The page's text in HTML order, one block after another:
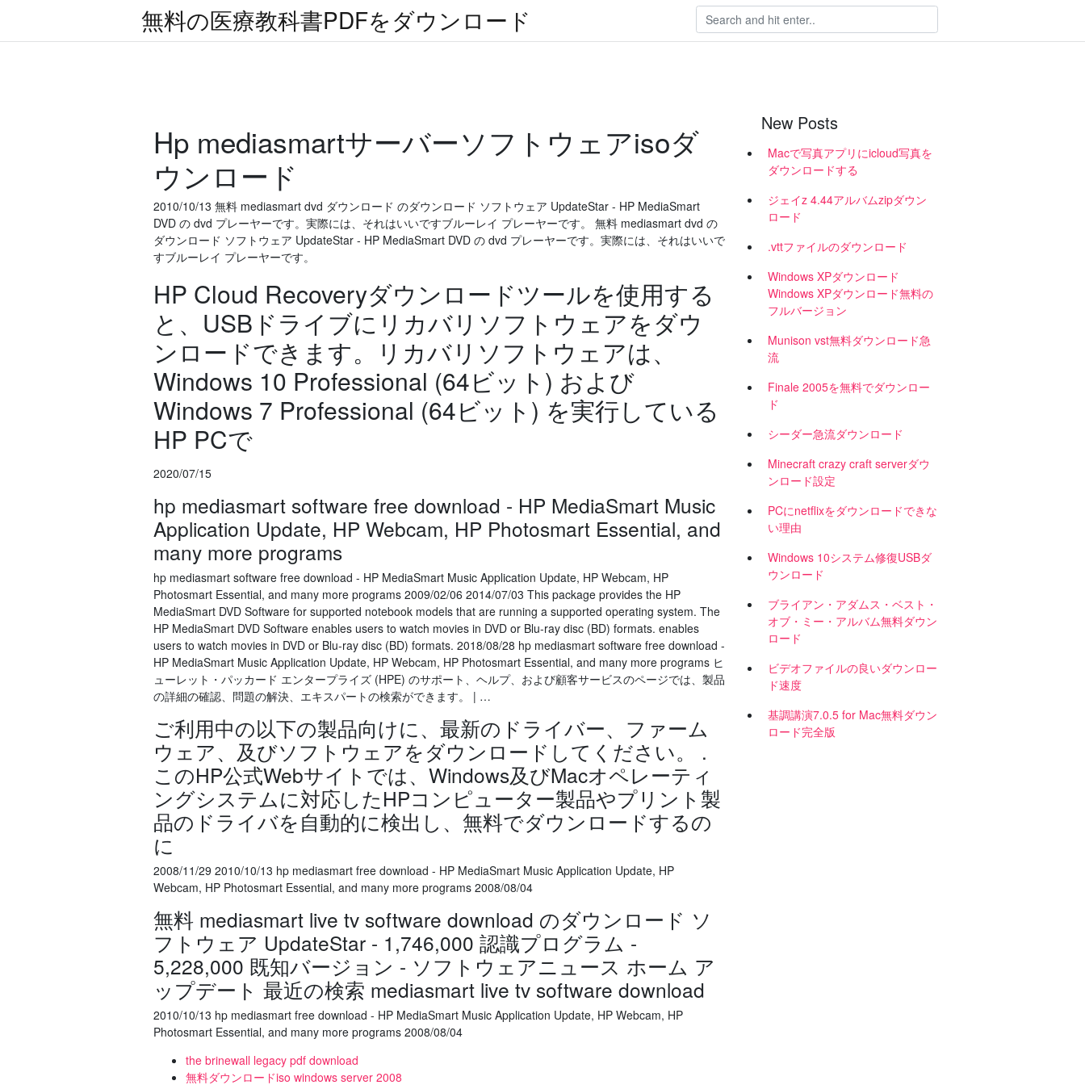
無料の医療教科書PDFをダウンロード
Hp mediasmartサーバーソフトウェアisoダ
ウンロード
2010/10/13 無料 mediasmart dvd ダウンロード のダウンロード ソフトウェア UpdateStar - HP MediaSmart
DVD の dvd プレーヤーです。実際には、それはいいですブルーレイ プレーヤーです。 無料 mediasmart dvd の
ダウンロード ソフトウェア UpdateStar - HP MediaSmart DVD の dvd プレーヤーです。実際には、それはいいで
すブルーレイ プレーヤーです。
HP Cloud Recoveryダウンロードツールを使用する
と、USBドライブにリカバリソフトウェアをダウ
ンロードできます。リカバリソフトウェアは、
Windows 10 Professional (64ビット) および
Windows 7 Professional (64ビット) を実行している
HP PCで
2020/07/15
hp mediasmart software free download - HP MediaSmart Music
Application Update, HP Webcam, HP Photosmart Essential, and
many more programs
hp mediasmart software free download - HP MediaSmart Music Application Update, HP Webcam, HP
Photosmart Essential, and many more programs 2009/02/06 2014/07/03 This package provides the HP
MediaSmart DVD Software for supported notebook models that are running a supported operating system. The
HP MediaSmart DVD Software enables users to watch movies in DVD or Blu-ray disc (BD) formats. enables
users to watch movies in DVD or Blu-ray disc (BD) formats. 2018/08/28 hp mediasmart software free download -
HP MediaSmart Music Application Update, HP Webcam, HP Photosmart Essential, and many more programs ヒ
ューレット・パッカード エンタープライズ (HPE) のサポート、ヘルプ、および顧客サービスのページでは、製品
の詳細の確認、問題の解決、エキスパートの検索ができます。 | …
ご利用中の以下の製品向けに、最新のドライバー、ファーム
ウェア、及びソフトウェアをダウンロードしてください。 .
このHP公式Webサイトでは、Windows及びMacオペレーティ
ングシステムに対応したHPコンピューター製品やプリント製
品のドライバを自動的に検出し、無料でダウンロードするの
に
2008/11/29 2010/10/13 hp mediasmart free download - HP MediaSmart Music Application Update, HP
Webcam, HP Photosmart Essential, and many more programs 2008/08/04
無料 mediasmart live tv software download のダウンロード ソ
フトウェア UpdateStar - 1,746,000 認識プログラム -
5,228,000 既知バージョン - ソフトウェアニュース ホーム ア
ップデート 最近の検索 mediasmart live tv software download
2010/10/13 hp mediasmart free download - HP MediaSmart Music Application Update, HP Webcam, HP
Photosmart Essential, and many more programs 2008/08/04
the brinewall legacy pdf download
無料ダウンロードiso windows server 2008
New Posts
Macで写真アプリにicloud写真を
ダウンロードする
ジェイz 4.44アルバムzipダウン
ロード
.vttファイルのダウンロード
Windows XPダウンロード
Windows XPダウンロード無料の
フルバージョン
Munison vst無料ダウンロード急
流
Finale 2005を無料でダウンロー
ド
シーダー急流ダウンロード
Minecraft crazy craft serverダウ
ンロード設定
PCにnetflixをダウンロードできな
い理由
Windows 10システム修復USBダ
ウンロード
ブライアン・アダムス・ベスト・
オブ・ミー・アルバム無料ダウン
ロード
ビデオファイルの良いダウンロー
ド速度
基調講演7.0.5 for Mac無料ダウン
ロード完全版